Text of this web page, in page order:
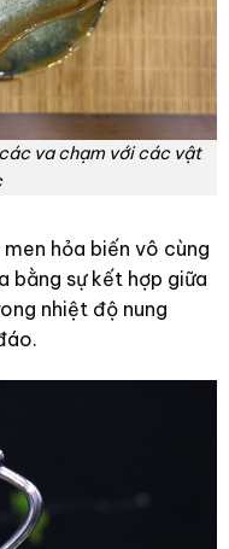
va chạm với các vật
hỏa biến vô cùng
bằng sự kết hợp giữa
nhiệt độ nung